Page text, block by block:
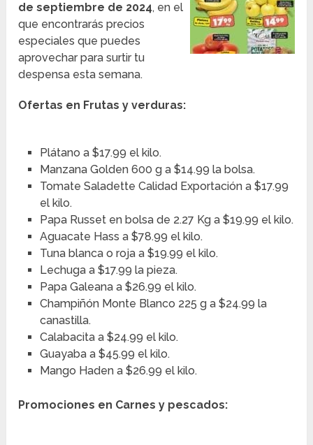
de septiembre de 2024, en el
que encontrarás precios
especiales que puedes
aprovechar para surtir tu
despensa esta semana.
Ofertas en Frutas y verduras:
Plátano a $17.99 el kilo.
Manzana Golden 600 g a $14.99 la bolsa.
Tomate Saladette Calidad Exportación a $17.99
el kilo.
Papa Russet en bolsa de 2.27 Kg a $19.99 el kilo.
Aguacate Hass a $78.99 el kilo.
Tuna blanca o roja a $19.99 el kilo.
Lechuga a $17.99 la pieza.
Papa Galeana a $26.99 el kilo.
Champiñón Monte Blanco 225 g a $24.99 la
canastilla.
Calabacita a $24.99 el kilo.
Guayaba a $45.99 el kilo.
Mango Haden a $26.99 el kilo.
Promociones en Carnes y pescados: